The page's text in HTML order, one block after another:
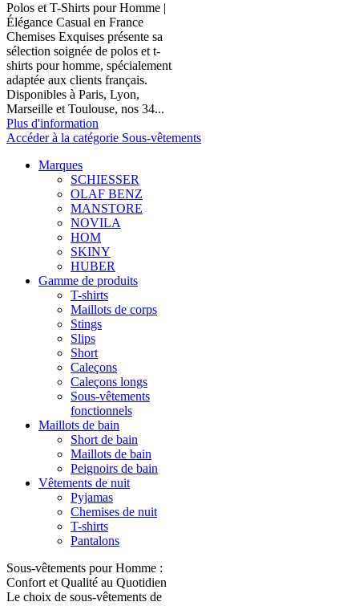
Polos et T-Shirts pour Homme |
Élégance Casual en France
Chemises Exquises présente sa
sélection soignée de polos et t-
shirts pour homme, spécialement
adaptée aux clients français.
Disponibles à Paris, Lyon,
Marseille et Toulouse, nos 34...
Plus d'information
Accéder à la catégorie Sous-vêtements
Marques
SCHIESSER
OLAF BENZ
MANSTORE
NOVILA
HOM
SKINY
HUBER
Gamme de produits
T-shirts
Maillots de corps
Stings
Slips
Short
Caleçons
Caleçons longs
Sous-vêtements
fonctionnels
Maillots de bain
Short de bain
Maillots de bain
Peignoirs de bain
Vêtements de nuit
Pyjamas
Chemises de nuit
T-shirts
Pantalons
Sous-vêtements pour Homme :
Confort et Qualité au Quotidien
Le choix de sous-vêtements de